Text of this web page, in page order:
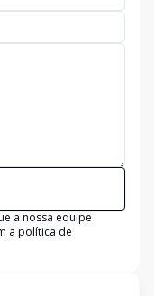
a nossa equipe
a política de